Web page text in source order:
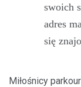
swoich
adres
się
Miłośnicy